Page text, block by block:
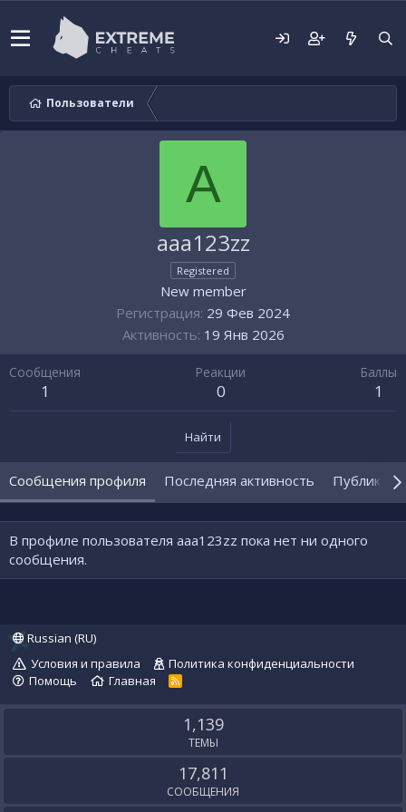
Пользователи
A
aaa123zz
Registered
New member
Регистрация 29 Фев 2024
Активность 19 Янв 2026
Сообщения
1
Реакции
0
Баллы
1
Найти
Сообщения профиля Последняя активность
В профиле пользователя aaa123zz пока нет ни одного
сообщения.
Russian (RU)
Условия и правила
Политика конфиденциальности
Помощь
Главная
R
S
1,139
ТЕМЫ
17,811
СООБЩЕНИЯ